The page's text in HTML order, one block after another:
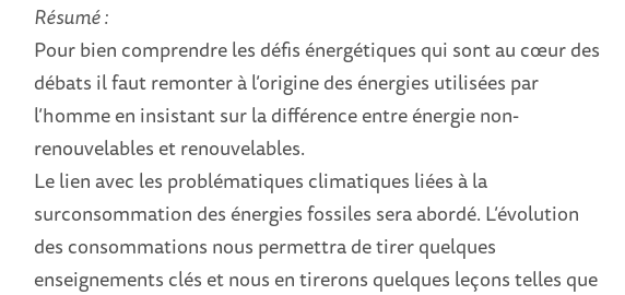
Résumé :
Pour bien comprendre les défis énergétiques qui sont au cœur des
débats il faut remonter à l’origine des énergies utilisées par
l’homme en insistant sur la différence entre énergie non-
renouvelables et renouvelables.
Le lien avec les problématiques climatiques liées à la
surconsommation des énergies fossiles sera abordé. L’évolution
des consommations nous permettra de tirer quelques
enseignements clés et nous en tirerons quelques leçons telles que